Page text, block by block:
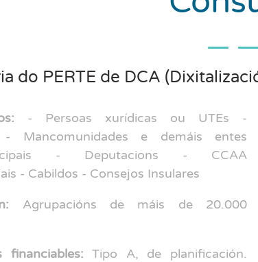
do PERTE de DCA
- Persoas xurídicas ou UTEs -
- Mancomunidades e demáis entes
- Deputacions - CCAA
- Cabildos - Consejos Insulares
Agrupacións de máis de 20.000
financiables: Tipo A, de planificación.